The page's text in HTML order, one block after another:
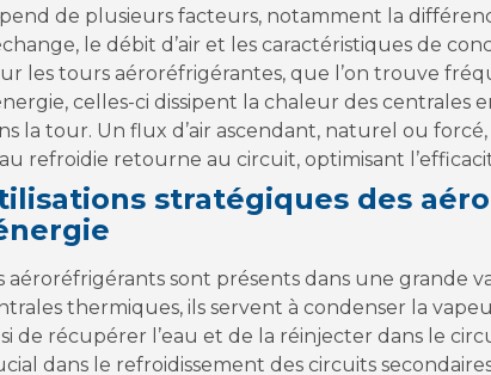
de plusieurs facteurs, notamment la
le débit d’air et les caractéristiques de
les tours aéroréfrigérantes, que l’on trouve
celles-ci dissipent la chaleur des centrales
la tour. Un flux d’air ascendant, naturel ou
refroidie retourne au circuit, optimisant
stratégiques des
aéroréfrigérants sont présents dans une grande
thermiques, ils servent à condenser la
de récupérer l’eau et de la réinjecter dans le
dans le refroidissement des circuits